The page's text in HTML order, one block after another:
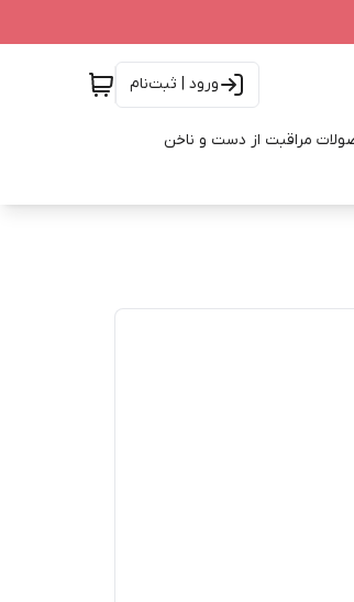
ورود | ثبت‌نام
مراقبت از دست و ناخن